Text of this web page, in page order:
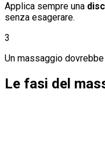
Applica sempre una
senza esagerare.
3
Un massaggio
Le fasi del